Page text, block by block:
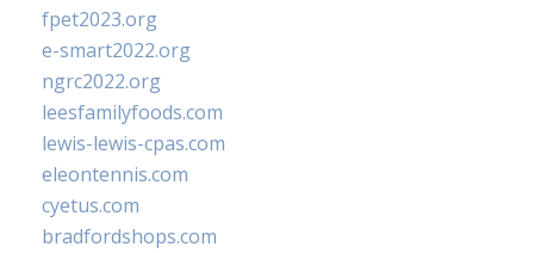
fpet2023.org
e-smart2022.org
ngrc2022.org
leesfamilyfoods.com
lewis-lewis-cpas.com
eleontennis.com
cyetus.com
bradfordshops.com